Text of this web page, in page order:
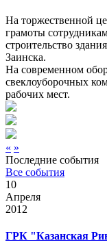
На торжественной
грамоты
строительство
Заинска.
На современном
свеклоуборочных
рабочих мест.
« »
Последние события
Все события
10
Апреля
2012
ГРК "Казанская